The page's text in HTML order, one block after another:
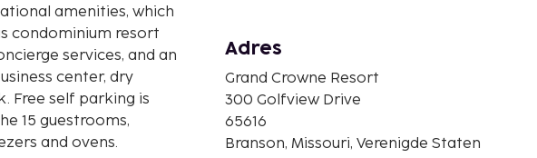
amenities, which
condominium resort
services, and an
center, dry
Free self parking is
15 guestrooms,
and ovens.
Adres
Grand Crowne Resort
300 Golfview Drive
65616
Branson, Missouri, Verenigde Staten